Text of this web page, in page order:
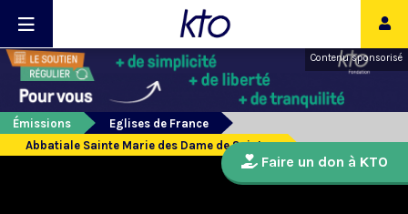
Contenu sponsorisé
Émissions
Eglises de France
Abbatiale Sainte Marie des Dame de Saintes
Faire un don à KTO